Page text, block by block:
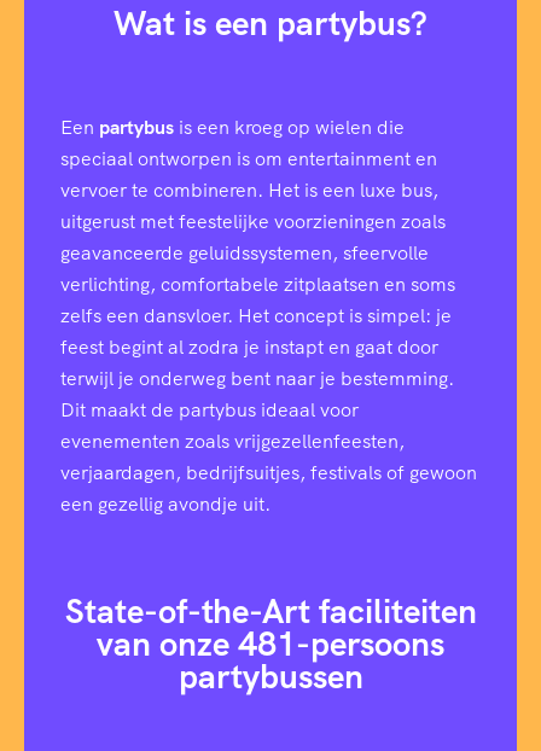
Wat is een partybus?
Een partybus is een kroeg op wielen die
speciaal ontworpen is om entertainment en
vervoer te combineren. Het is een luxe bus,
uitgerust met feestelijke voorzieningen zoals
geavanceerde geluidssystemen, sfeervolle
verlichting, comfortabele zitplaatsen en soms
zelfs een dansvloer. Het concept is simpel: je
feest begint al zodra je instapt en gaat door
terwijl je onderweg bent naar je bestemming.
Dit maakt de partybus ideaal voor
evenementen zoals vrijgezellenfeesten,
verjaardagen, bedrijfsuitjes, festivals of gewoon
een gezellig avondje uit.
State-of-the-Art faciliteiten
van onze 481-persoons
partybussen